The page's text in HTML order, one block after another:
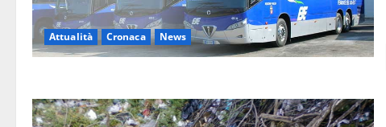
Attualità Cronaca News